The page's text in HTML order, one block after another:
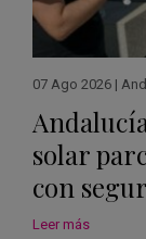
07 Ago 2026 |
solar
con
Leer más